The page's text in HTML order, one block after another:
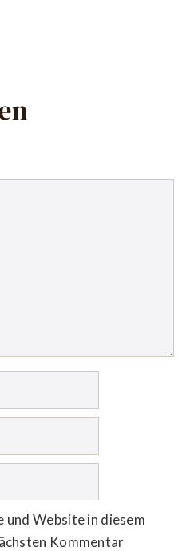
und Website in diesem
Kommentar